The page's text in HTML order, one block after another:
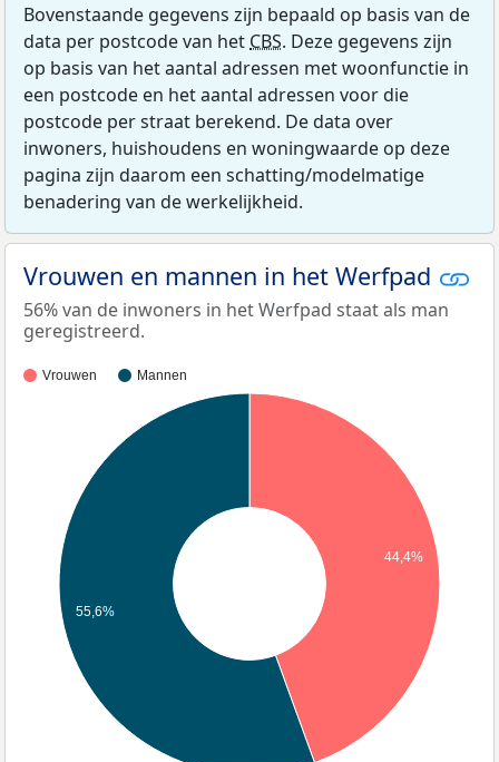
Bovenstaande gegevens zijn bepaald op basis van de
data per postcode van het CBS. Deze gegevens zijn
op basis van het aantal adressen met woonfunctie in
een postcode en het aantal adressen voor die
postcode per straat berekend. De data over
inwoners, huishoudens en woningwaarde op deze
pagina zijn daarom een schatting/modelmatige
benadering van de werkelijkheid.
Vrouwen en mannen in het Werfpad
56% van de inwoners in het Werfpad staat als man
geregistreerd.
Vrouwen Mannen
44,4%
55,6%